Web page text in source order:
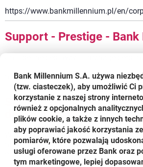
https://www.bankmillennium.pl/en/
Support - Prestige - Bank
https://www.bankmillennium.pl/en/
Strefa dewelopera -
deweloperskich
W Banku Millennium rozumiemy
nieruchomości. Oferujemy wsparcie
etapie prowadzenia rachunku.
Bank Millennium S.A. używa
(tzw. ciasteczek), aby umożliwić Ci
korzystanie z naszej strony
również z opcjonalnych
plików cookie, a także z innych
aby poprawiać jakość korzystania
pomiarów, które pozwalają
usługi oferowane przez Bank oraz
tym marketingowe, lepiej